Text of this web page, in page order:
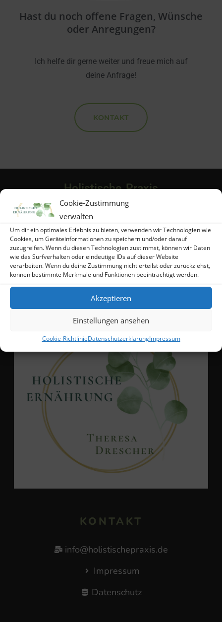
Cookie-Zustimmung
verwalten
Um dir ein optimales Erlebnis zu bieten, verwenden wir Technologien wie
Cookies, um Geräteinformationen zu speichern und/oder darauf
zuzugreifen. Wenn du diesen Technologien zustimmst, können wir Daten
wie das Surfverhalten oder eindeutige IDs auf dieser Website
verarbeiten. Wenn du deine Zustimmung nicht erteilst oder zurückziehst,
können bestimmte Merkmale und Funktionen beeinträchtigt werden.
Akzeptieren
Einstellungen ansehen
Cookie-RichtlinieDatenschutzerklärungImpressum
Hast du noch offene Fragen, Wünsche
oder Anregungen?
Ich helfe dir gerne weiter und freue mich auf
deine Anfrage!
KONTAKT
Holistische Praxis
Theresa Drescher
Im Steinbusch 3
D-36391 Sinntal
KONTAKT
info@holistischepraxis.de
Impressum
Datenschutz